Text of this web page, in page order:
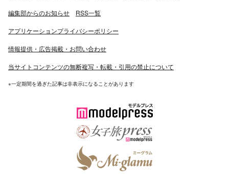
編集部からのお知らせ RSS一覧
アプリケーションプライバシーポリシー
情報提供・広告掲載・お問い合わせ
当サイトコンテンツの無断複写・転載・引用の禁止について
※一定期間を過ぎた記事は非表示になることがあります